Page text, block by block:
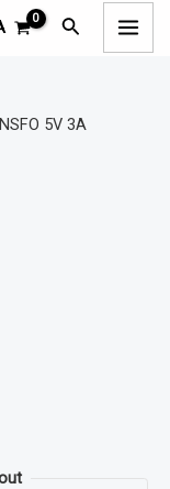
Rechercher
5V 3A